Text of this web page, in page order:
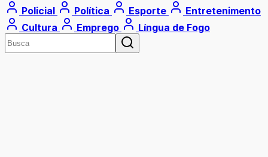
Policial
Política Esporte
Entretenimento
Cultura
Emprego Língua de Fogo